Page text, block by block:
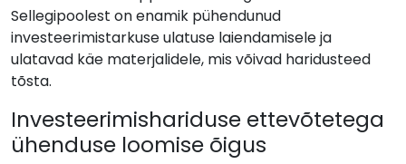
Sellegipoolest on enamik pühendunud
investeerimistarkuse ulatuse laiendamisele ja
ulatavad käe materjalidele, mis võivad haridusteed
tõsta.
Investeerimishariduse ettevõtetega
ühenduse loomise õigus